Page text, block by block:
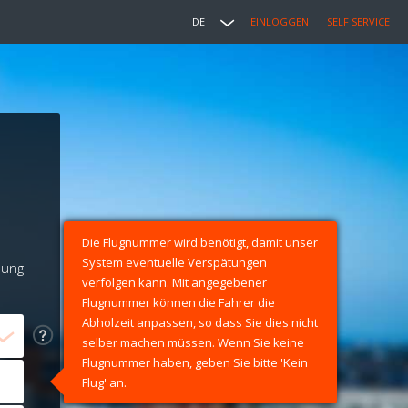
DE EINLOGGEN SELF SERVICE
Die Flugnummer wird benötigt, damit unser
System eventuelle Verspätungen
verfolgen kann. Mit angegebener
Flugnummer können die Fahrer die
Abholzeit anpassen, so dass Sie dies nicht
selber machen müssen. Wenn Sie keine
Flugnummer haben, geben Sie bitte 'Kein
Flug' an.